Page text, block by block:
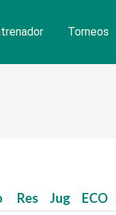
Torneos
Res Jug ECO